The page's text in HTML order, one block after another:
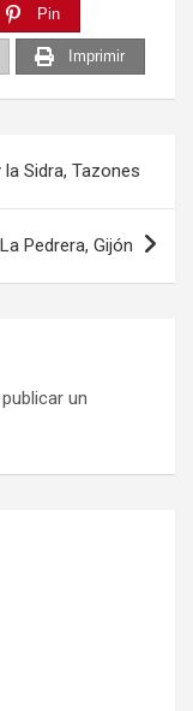
Pin
Imprimir
Sidra, Tazones
Pedrera, Gijón
un